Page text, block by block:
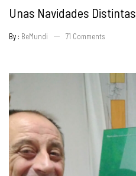
Unas Navidades Distintas
By : BeMundi 71 Comments